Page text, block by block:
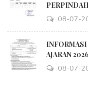
08-07-
AJARAN
08-07-